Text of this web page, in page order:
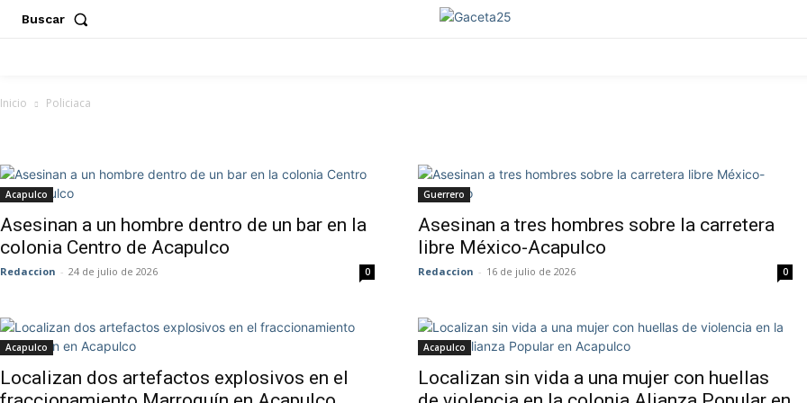
Buscar
Inicio Policiaca
Acapulco
Asesinan a un hombre dentro de un bar en la
colonia Centro de Acapulco
Redaccion - 24 de julio de 2026 0
Guerrero
Asesinan a tres hombres sobre la carretera
libre México-Acapulco
Redaccion - 16 de julio de 2026 0
Acapulco
Localizan dos artefactos explosivos en el
Acapulco
Localizan sin vida a una mujer con huellas